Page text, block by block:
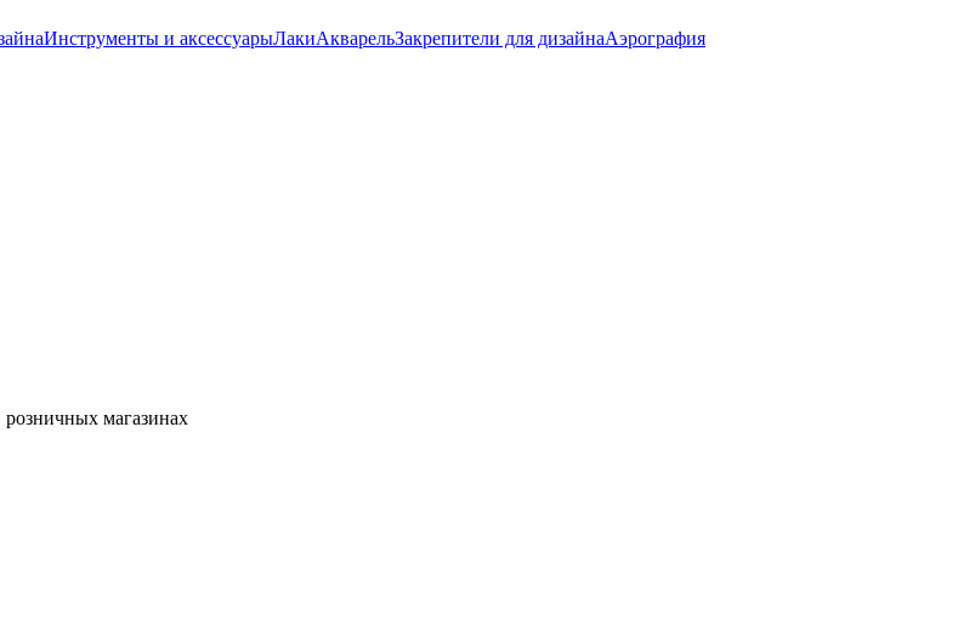
Инструменты и аксессуарыЛакиАкварельЗакрепители для дизайнаАэрография
розничных магазинах